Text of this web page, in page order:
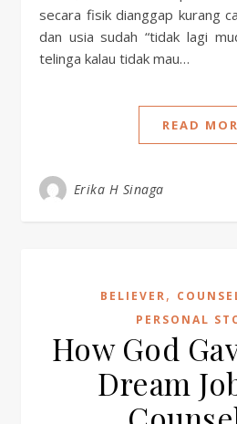
secara fisik dianggap kurang
dan usia sudah “tidak lagi
telinga kalau tidak mau…
READ
Erika H Sinaga
BELIEVER,
PERSONAL
How God
Dream